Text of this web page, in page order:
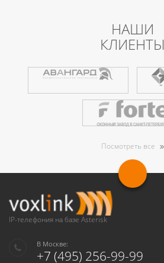
НАШИ
КЛИЕНТЫ
Посмотреть все
IP-телефония на базе Asterisk
В Москве:
+7 (495) 256-99-99